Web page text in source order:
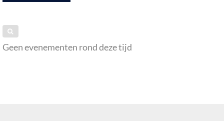
Geen evenementen rond deze tijd